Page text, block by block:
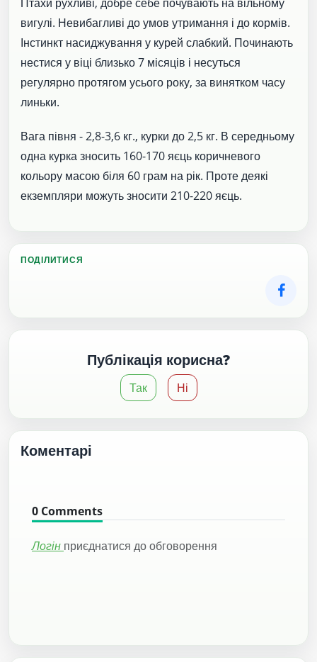
вигулі. Невибагливі до умов утримання і до кормів.
Інстинкт насиджування у курей слабкий. Починають
нестися у віці близько 7 місяців і несуться
регулярно протягом усього року, за винятком часу
линьки.
Вага півня - 2,8-3,6 кг., курки до 2,5 кг. В середньому
одна курка зносить 160-170 яєць коричневого
кольору масою біля 60 грам на рік. Проте деякі
екземпляри можуть зносити 210-220 яєць.
ПОДІЛИТИСЯ
Публікація корисна?
Так Ні
Коментарі
0 Comments
Логін приєднатися до обговорення